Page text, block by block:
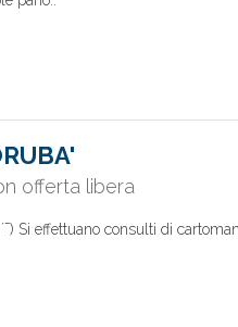
offerta libera
Si effettuano consulti di